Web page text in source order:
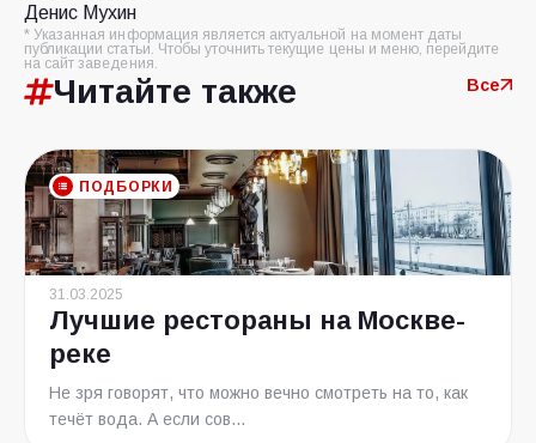
Денис Мухин
* Указанная информация является актуальной на момент даты
публикации статьи. Чтобы уточнить текущие цены и меню, перейдите
на сайт заведения.
Читайте также Все
ПОДБОРКИ
31.03.2025
Лучшие рестораны на Москве-
реке
Не зря говорят, что можно вечно смотреть на то, как
течёт вода. А если сов...